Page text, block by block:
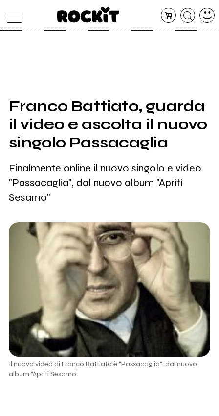
SHOP
RADIO
Franco Battiato, guarda
il video e ascolta il nuovo
singolo Passacaglia
Finalmente online il nuovo singolo e video
"Passacaglia", dal nuovo album "Apriti
Sesamo"
Il nuovo video di Franco Battiato è "Passacaglia", dal nuovo
album "Apriti Sesamo"